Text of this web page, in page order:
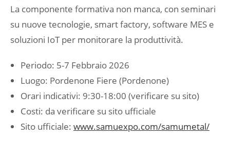
La componente formativa non manca, con seminari
su nuove tecnologie, smart factory, software MES e
soluzioni IoT per monitorare la produttività.
Periodo: 5-7 Febbraio 2026
Luogo: Pordenone Fiere (Pordenone)
Orari indicativi: 9:30-18:00 (verificare su sito)
Costi: da verificare su sito ufficiale
Sito ufficiale: www.samuexpo.com/samumetal/